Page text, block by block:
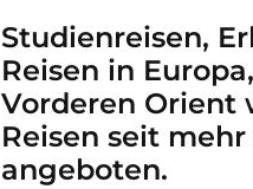
Studienreisen,
Reisen in
Vorderen Orient
Reisen seit
angeboten.